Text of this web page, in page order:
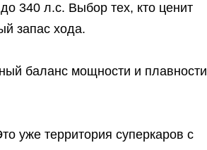
340 л.с. Выбор тех, кто ценит
запас хода.
баланс мощности и плавности
уже территория суперкаров с